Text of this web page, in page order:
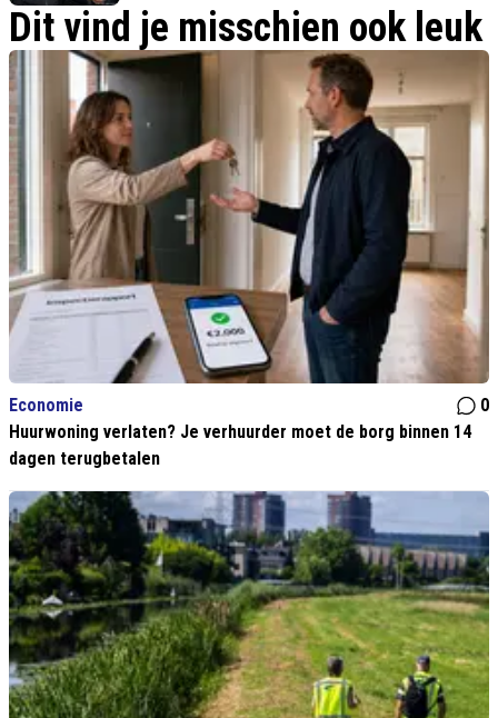
Dit vind je misschien ook leuk
Economie
0
Huurwoning verlaten? Je verhuurder moet de borg binnen 14
dagen terugbetalen